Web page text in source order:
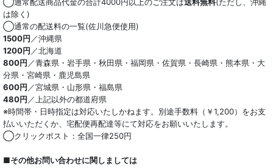
は除く)
◯通常の配送料の一覧(佐川急便使用)
1500円 ／沖縄県
1200円 ／北海道
800円 ／青森県・岩手県・秋田県・福岡県・佐賀県・長崎県・熊本県・大
分県・宮崎県・鹿児島県
600円 ／宮城県・山形県・福島県
480円 ／上記以外の都道府県
※時間帯・日時指定は対応いたしかねます。別途手数料（￥1,200）をお支
払いいただくか、宅配便再配達等にて対応をお願いいたします。
◯クリックポスト：全国一律250円
■その他お問い合わせに関しましては